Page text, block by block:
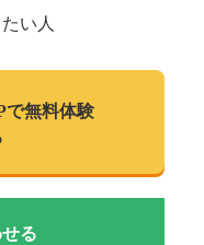
い人
で無料体験
る